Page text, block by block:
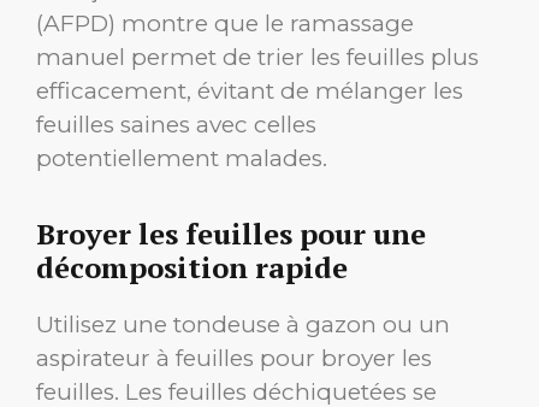
(AFPD) montre que le ramassage
manuel permet de trier les feuilles plus
efficacement, évitant de mélanger les
feuilles saines avec celles
potentiellement malades.
Broyer les feuilles pour une
décomposition rapide
Utilisez une tondeuse à gazon ou un
aspirateur à feuilles pour broyer les
feuilles. Les feuilles déchiquetées se